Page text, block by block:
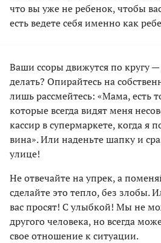
что вы уже не ребенок, чтобы
есть ведете себя именно как
Ваши ссоры движутся по кругу —
делать? Опирайтесь на
лишь рассмейтесь: «Мама, есть
которые всегда видят меня
кассир в супермаркете, когда я
вина». Или наденьте шапку и
улице!
Не отвечайте на упрек, а
сделайте это тепло, без злобы.
вас просят! С улыбкой! Мы не
другого человека, но всегда
свое отношение к ситуации.